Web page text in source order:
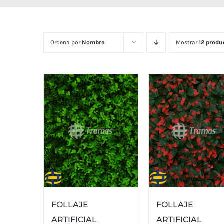
Ordena por Nombre Mostrar12
FOLLAJE
ARTIFICIAL
FOLLAJE
ARTIFICIAL